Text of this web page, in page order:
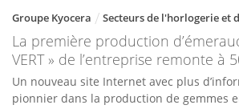
Groupe Kyocera Secteurs de l'horlogerie et
La première production
VERT » de l’entreprise remonte à
Un nouveau site Internet avec plus
pionnier dans la production de gemmes